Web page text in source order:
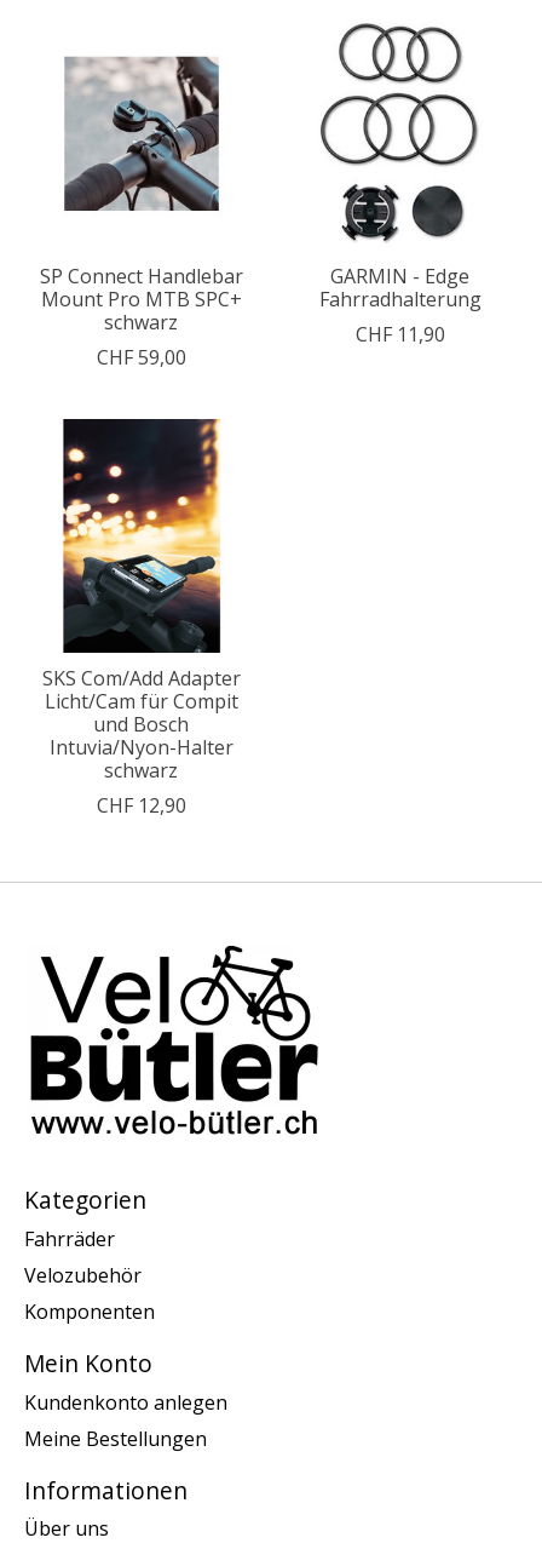
SP Connect Handlebar
Mount Pro MTB SPC+
schwarz
CHF 59,00
GARMIN - Edge
Fahrradhalterung
CHF 11,90
SKS Com/Add Adapter
Licht/Cam für Compit
und Bosch
Intuvia/Nyon-Halter
schwarz
CHF 12,90
Kategorien
Fahrräder
Velozubehör
Komponenten
Mein Konto
Kundenkonto anlegen
Meine Bestellungen
Informationen
Über uns